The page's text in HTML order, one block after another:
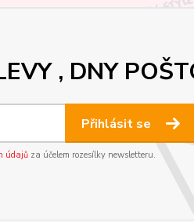
, DNY
Přihlásit se
údajů za účelem rozesílky newsletteru.